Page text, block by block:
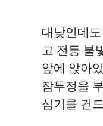
대낮인데
고 전등 불
앞에 앉아
잠투정을
심기를 건